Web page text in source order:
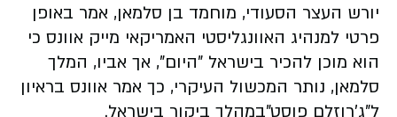
יורש העצר הסעודי, מוחמד בן סלמאן, אמר באופן
פרטי למנהיג האוונגליסטי האמריקאי מייק אוונס כי
הוא מוכן להכיר בישראל "היום", אך אביו, המלך
סלמאן, נותר המכשול העיקרי, כך אמר אוונס בראיון
ל"ג'רוזלם פוסט"במהלך ביקור בישראל.